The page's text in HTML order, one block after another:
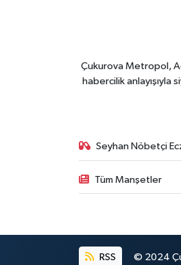
Çukurova Metropol,
habercilik
Seyhan Nöbetçi
Tüm Manşetler
RSS © 2024